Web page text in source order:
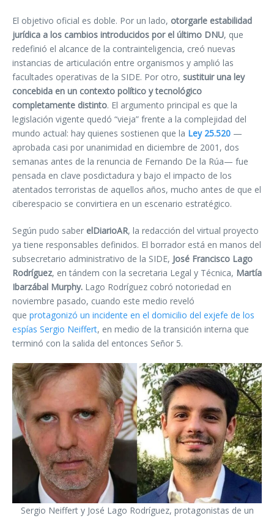
El objetivo oficial es doble. Por un lado, otorgarle estabilidad
jurídica a los cambios introducidos por el último DNU, que
redefinió el alcance de la contrainteligencia, creó nuevas
instancias de articulación entre organismos y amplió las
facultades operativas de la SIDE. Por otro, sustituir una ley
concebida en un contexto político y tecnológico
completamente distinto. El argumento principal es que la
legislación vigente quedó “vieja” frente a la complejidad del
mundo actual: hay quienes sostienen que la Ley 25.520 —
aprobada casi por unanimidad en diciembre de 2001, dos
semanas antes de la renuncia de Fernando De la Rúa— fue
pensada en clave posdictadura y bajo el impacto de los
atentados terroristas de aquellos años, mucho antes de que el
ciberespacio se convirtiera en un escenario estratégico.
Según pudo saber elDiarioAR, la redacción del virtual proyecto
ya tiene responsables definidos. El borrador está en manos del
subsecretario administrativo de la SIDE, José Francisco Lago
Rodríguez, en tándem con la secretaria Legal y Técnica, Martía
Ibarzábal Murphy. Lago Rodríguez cobró notoriedad en
noviembre pasado, cuando este medio reveló
que protagonizó un incidente en el domicilio del exjefe de los
espías Sergio Neiffert, en medio de la transición interna que
terminó con la salida del entonces Señor 5.
Sergio Neiffert y José Lago Rodríguez, protagonistas de un